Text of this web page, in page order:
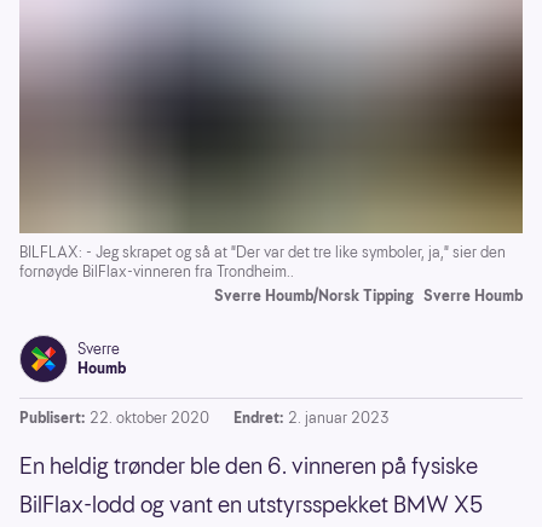
BILFLAX: - Jeg skrapet og så at "Der var det tre like symboler, ja," sier den
fornøyde BilFlax-vinneren fra Trondheim..
Sverre Houmb/Norsk Tipping Sverre Houmb
Sverre
Houmb
Publisert: 22. oktober 2020 Endret: 2. januar 2023
En heldig trønder ble den 6. vinneren på fysiske
BilFlax-lodd og vant en utstyrsspekket BMW X5